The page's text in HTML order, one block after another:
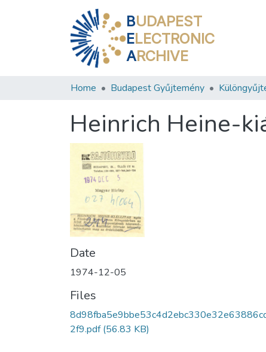
BUDAPEST
ELECTRONIC
ARCHIVE
Home Budapest Gyűjtemény
Heinrich Heine-
Date
1974-12-05
Files
2f9.pdf(56.83 KB)